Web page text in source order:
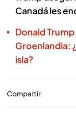
Canadá les
Donald
Groenlandia:
isla?
Compartir